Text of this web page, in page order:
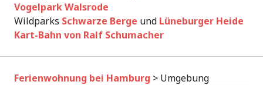
Vogelpark Walsrode
Wildparks Schwarze Berge und Lüneburger Heide
Kart-Bahn von Ralf Schumacher
Ferienwohnung bei Hamburg > Umgebung